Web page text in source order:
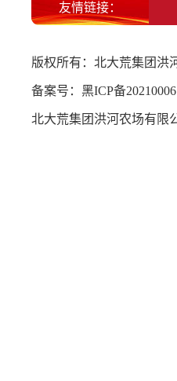
友情链接：
版权所有：北大荒集团洪
备案号： 黑ICP备
北大荒集团洪河农场有限